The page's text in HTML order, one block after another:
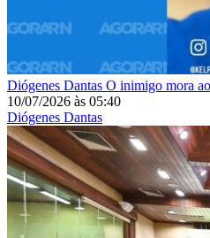
Diógenes Dantas O inimigo mora
10/07/2026 às 05:40
Diógenes Dantas